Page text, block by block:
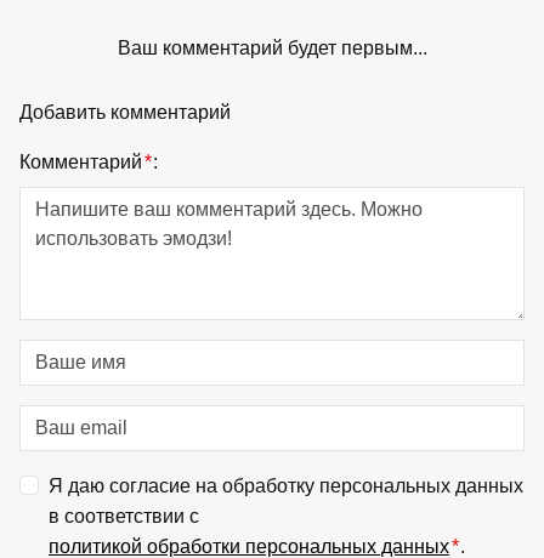
Ваш комментарий будет первым...
Добавить комментарий
Комментарий*:
Я даю согласие на обработку персональных данных
в соответствии с
политикой обработки персональных данных*.